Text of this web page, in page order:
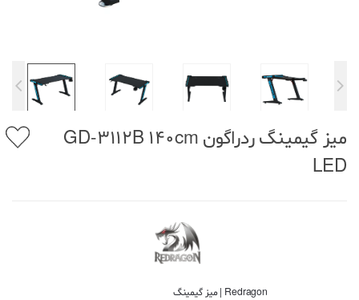
میز گیمینگ ردراگون GD-3112B 140cm
LED
Redragon | میز گیمینگ